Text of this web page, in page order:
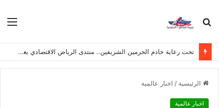
بحث
تحت رعاية خادم الحرمين الشريفين.. منتدى الرياض الاقتصادي يعقد دورته الـ(12) أكتوبر القادم
الرئيسية / اخبار عالمية
اخبار عالمية